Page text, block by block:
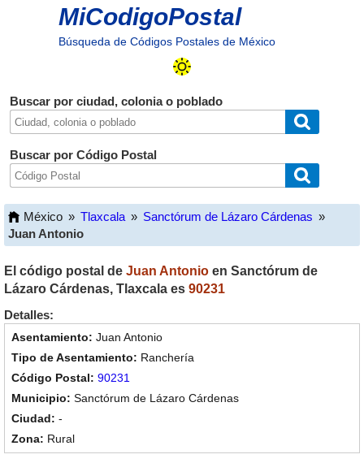
MiCodigoPostal
Búsqueda de Códigos Postales de México
Buscar por ciudad, colonia o poblado
Buscar por Código Postal
México » Tlaxcala » Sanctórum de Lázaro Cárdenas »
Juan Antonio
El código postal de Juan Antonio en Sanctórum de
Lázaro Cárdenas, Tlaxcala es 90231
Detalles:
Juan Antonio
Ranchería
90231
Sanctórum de Lázaro Cárdenas
-
Rural